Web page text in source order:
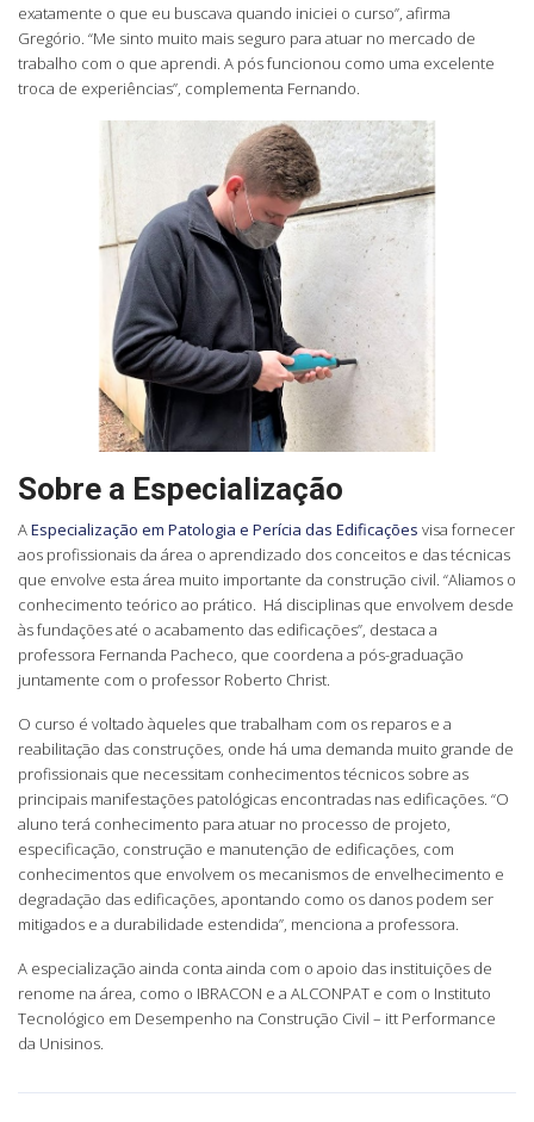
exatamente o que eu buscava quando iniciei o curso”, afirma
Gregório. “Me sinto muito mais seguro para atuar no mercado de
trabalho com o que aprendi. A pós funcionou como uma excelente
troca de experiências”, complementa Fernando.
Sobre a Especialização
AEspecialização em Patologia e Perícia das Edificações visa fornecer
aos profissionais da área o aprendizado dos conceitos e das técnicas
que envolve esta área muito importante da construção civil. “Aliamos o
conhecimento teórico ao prático. Há disciplinas que envolvem desde
às fundações até o acabamento das edificações”, destaca a
professora Fernanda Pacheco, que coordena a pós-graduação
juntamente com o professor Roberto Christ.
O curso é voltado àqueles que trabalham com os reparos e a
reabilitação das construções, onde há uma demanda muito grande de
profissionais que necessitam conhecimentos técnicos sobre as
principais manifestações patológicas encontradas nas edificações. “O
aluno terá conhecimento para atuar no processo de projeto,
especificação, construção e manutenção de edificações, com
conhecimentos que envolvem os mecanismos de envelhecimento e
degradação das edificações, apontando como os danos podem ser
mitigados e a durabilidade estendida”, menciona a professora.
A especialização ainda conta ainda com o apoio das instituições de
renome na área, como o IBRACON e a ALCONPAT e com o Instituto
Tecnológico em Desempenho na Construção Civil – itt Performance
da Unisinos.